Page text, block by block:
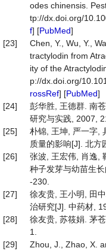
odes chinensis.
tp://dx.doi.org/
f] [PubMed]
[23]
Chen, Y., Wu, Y.,
tractylodin from
ity of the
p://dx.doi.org/
rossRef] [PubMed]
[24]
彭华胜, 王德群. 南
研究与实践, 2007,
[25]
朴锦, 王坤, 严一字,
质量的影响[J]. 北方
[26]
张波, 王宏伟, 肖逸,
种子发芽与幼苗生
-230.
[27]
徐友贵, 王小明, 田
治研究[J]. 中药材,
[28]
徐友贵, 苏筱娟. 茅
1.
[29]
Zhou, J., Zhao, X.